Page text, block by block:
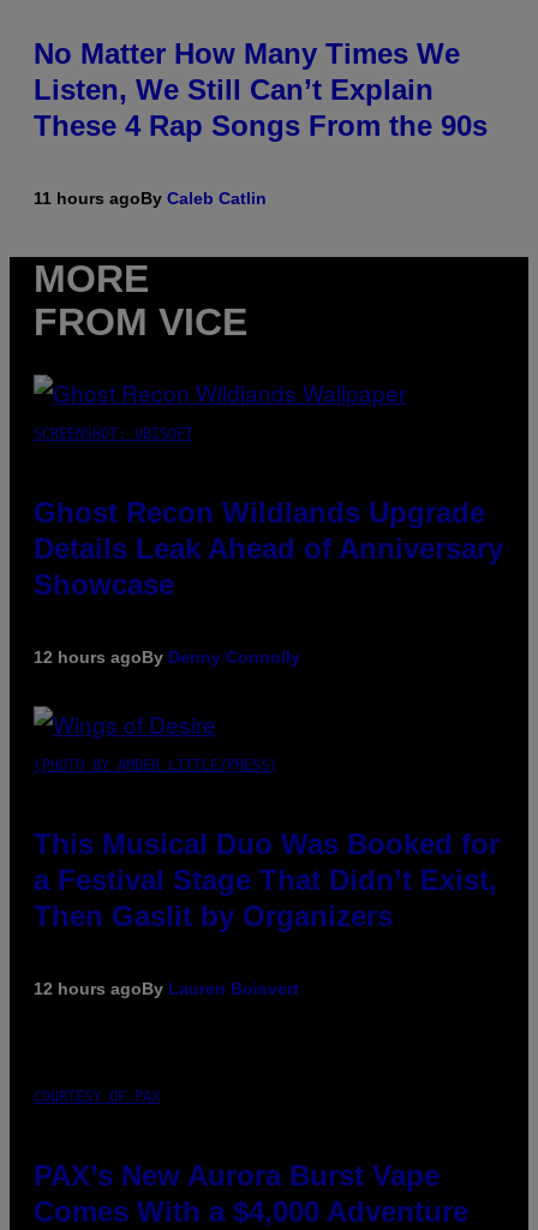
No Matter How Many Times We
Listen, We Still Can’t Explain
These 4 Rap Songs From the 90s
11 hours agoBy Caleb Catlin
MORE
FROM VICE
SCREENSHOT: UBISOFT
Ghost Recon Wildlands Upgrade
Details Leak Ahead of Anniversary
Showcase
12 hours agoBy Denny Connolly
(PHOTO BY AMBER LITTLE/PRESS)
This Musical Duo Was Booked for
a Festival Stage That Didn’t Exist,
Then Gaslit by Organizers
12 hours agoBy Lauren Boisvert
COURTESY OF PAX
PAX’s New Aurora Burst Vape
Comes With a $4,000 Adventure